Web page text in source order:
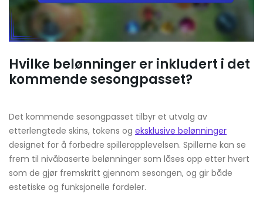
Hvilke belønninger er inkludert i det
kommende sesongpasset?
Det kommende sesongpasset tilbyr et utvalg av
etterlengtede skins, tokens og eksklusive belønninger
designet for å forbedre spilleropplevelsen. Spillerne kan se
frem til nivåbaserte belønninger som låses opp etter hvert
som de gjør fremskritt gjennom sesongen, og gir både
estetiske og funksjonelle fordeler.